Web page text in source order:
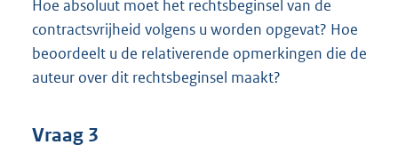
Hoe absoluut moet het rechtsbeginsel van de
contractsvrijheid volgens u worden opgevat? Hoe
beoordeelt u de relativerende opmerkingen die de
auteur over dit rechtsbeginsel maakt?
Vraag 3